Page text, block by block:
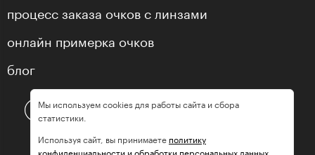
процесс заказа очков с линзами
онлайн примерка очков
блог
Мы используем cookies для работы сайта и сбора
статистики.
Используя сайт, вы принимаете политику
конфиденциальности и обработки персональных данных.